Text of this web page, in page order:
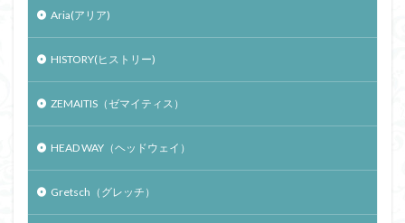
Aria(アリア)
HISTORY(ヒストリー)
ZEMAITIS（ゼマイティス）
HEAD WAY（ヘッドウェイ）
Gretsch（グレッチ）